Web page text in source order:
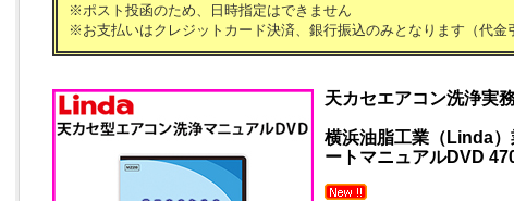
※ポスト投函のため、日時指定はできません
※お支払いはクレジットカード決済、銀行振込のみとなります（代金
天カセエアコン洗浄実
横浜油脂工業（Linda
ートマニュアルDVD